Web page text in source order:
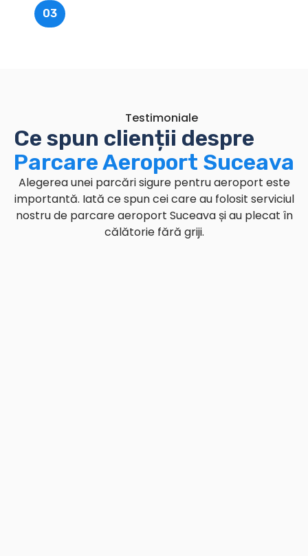
03
Testimoniale
Ce spun clienții despre
Parcare Aeroport Suceava
Alegerea unei parcări sigure pentru aeroport este
importantă. Iată ce spun cei care au folosit serviciul
nostru de parcare aeroport Suceava și au plecat în
călătorie fără griji.